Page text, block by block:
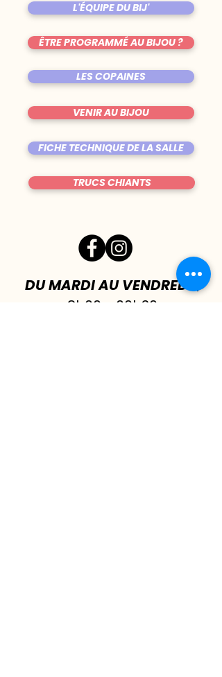
L'ÉQUIPE DU BIJ'
ÊTRE PROGRAMMÉ AU BIJOU ?
LES COPAINES
VENIR AU BIJOU
FICHE TECHNIQUE DE LA SALLE
TRUCS CHIANTS
DU MARDI AU VENDREDI |
8h00 - 00h30